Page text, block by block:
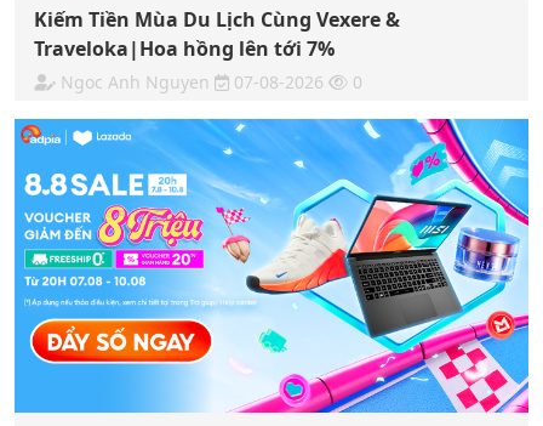
Kiếm Tiền Mùa Du Lịch Cùng Vexere &
Traveloka|Hoa hồng lên tới 7%
Ngoc Anh Nguyen 07-08-2026 0